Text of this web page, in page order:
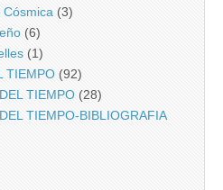
(3)
(6)
(1)
TIEMPO (92)
TIEMPO (28)
TIEMPO-BIBLIOGRAFIA